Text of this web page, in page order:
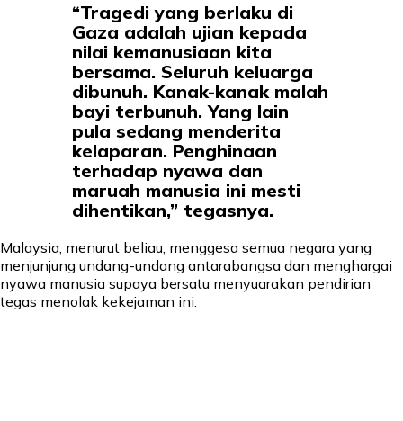
“Tragedi yang berlaku di
Gaza adalah ujian kepada
nilai kemanusiaan kita
bersama. Seluruh keluarga
dibunuh. Kanak-kanak malah
bayi terbunuh. Yang lain
pula sedang menderita
kelaparan. Penghinaan
terhadap nyawa dan
maruah manusia ini mesti
dihentikan,” tegasnya.
Malaysia, menurut beliau, menggesa semua negara yang
menjunjung undang-undang antarabangsa dan menghargai
nyawa manusia supaya bersatu menyuarakan pendirian
tegas menolak kekejaman ini.